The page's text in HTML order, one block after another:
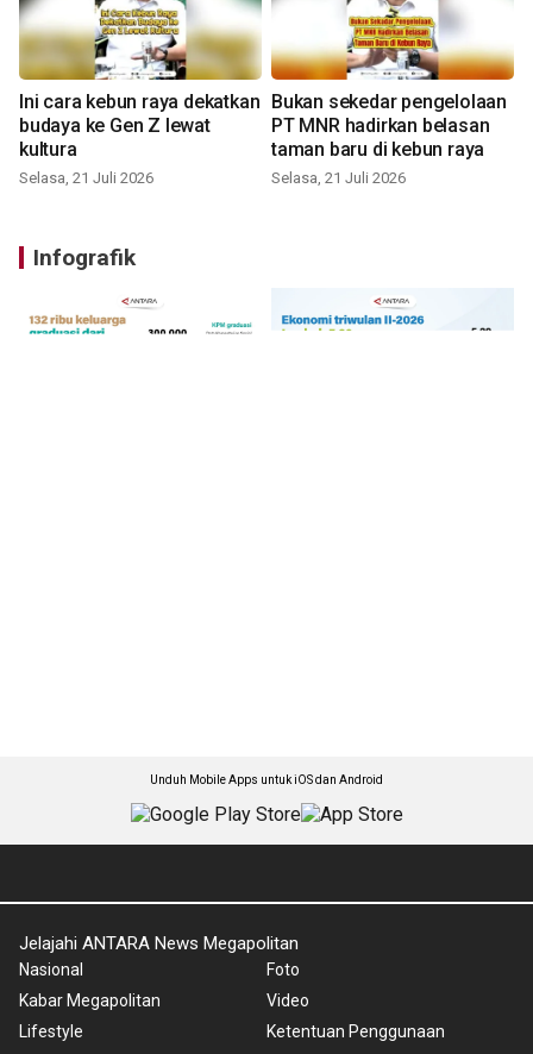
Ini cara kebun raya dekatkan
budaya ke Gen Z lewat
kultura
Selasa, 21 Juli 2026
Bukan sekedar pengelolaan
PT MNR hadirkan belasan
taman baru di kebun raya
Selasa, 21 Juli 2026
Infografik
Unduh Mobile Apps untuk iOS dan Android
Jelajahi ANTARA News Megapolitan
Nasional
Kabar Megapolitan
Lifestyle
Foto
Video
Ketentuan Penggunaan